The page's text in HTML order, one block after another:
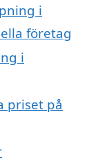
i
företag
i
priset på